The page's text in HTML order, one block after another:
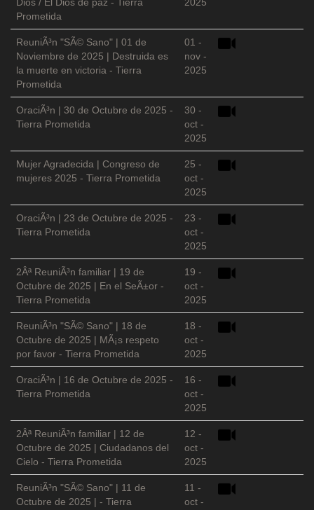
Prometida
ReuniÃ³n "SÃ© Sano" | 01 de
Noviembre de 2025 | Destruida es
la muerte en victoria - Tierra
Prometida
01 -
nov -
2025
OraciÃ³n | 30 de Octubre de 2025 -
Tierra Prometida
30 -
oct -
2025
Mujer Agradecida | Congreso de
mujeres 2025 - Tierra Prometida
25 -
oct -
2025
OraciÃ³n | 23 de Octubre de 2025 -
Tierra Prometida
23 -
oct -
2025
2Âª ReuniÃ³n familiar | 19 de
Octubre de 2025 | En el SeÃ±or -
Tierra Prometida
19 -
oct -
2025
ReuniÃ³n "SÃ© Sano" | 18 de
Octubre de 2025 | MÃ¡s respeto
por favor - Tierra Prometida
18 -
oct -
2025
OraciÃ³n | 16 de Octubre de 2025 -
Tierra Prometida
16 -
oct -
2025
2Âª ReuniÃ³n familiar | 12 de
Octubre de 2025 | Ciudadanos del
Cielo - Tierra Prometida
12 -
oct -
2025
ReuniÃ³n "SÃ© Sano" | 11 de
Octubre de 2025 | - Tierra
11 -
oct -